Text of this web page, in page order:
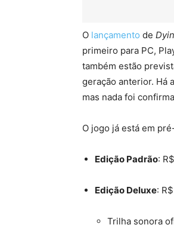
O lançamento de
primeiro para PC,
também estão
geração anterior. Há
mas nada foi
O jogo já está em
Edição Padrão:
Edição Deluxe:
Trilha sonora